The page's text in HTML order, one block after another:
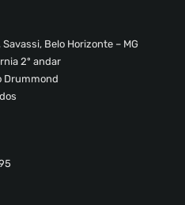
Belo Horizonte – MG
2º andar
Drummond